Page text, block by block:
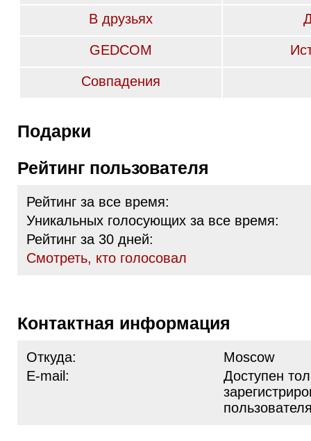
В друзьях
GEDCOM
Совпадения
Подарки
Рейтинг пользователя
Рейтинг за все время:
Уникальных голосующих за все время:
Рейтинг за 30 дней:
Cмотреть, кто голосовал
Контактная информация
Откуда:
Moscow
E-mail:
Доступен